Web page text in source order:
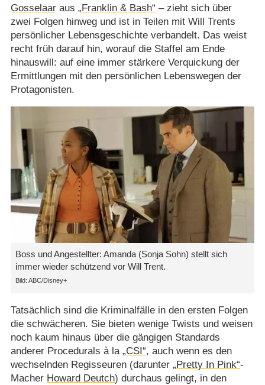
Gosselaaraus „Franklin & Bash“ – zieht sich über
zwei Folgen hinweg und ist in Teilen mit Will Trents
persönlicher Lebensgeschichte verbandelt. Das weist
recht früh darauf hin, worauf die Staffel am Ende
hinauswill: auf eine immer stärkere Verquickung der
Ermittlungen mit den persönlichen Lebenswegen der
Protagonisten.
Boss und Angestellter: Amanda (Sonja Sohn) stellt sich
immer wieder schützend vor Will Trent.
ABC/​Disney+
Tatsächlich sind die Kriminalfälle in den ersten Folgen
die schwächeren. Sie bieten wenige Twists und weisen
noch kaum hinaus über die gängigen Standards
anderer Procedurals à la „CSI“, auch wenn es den
wechselnden Regisseuren (darunter „Pretty In Pink“-
Macher Howard Deutch) durchaus gelingt, in den